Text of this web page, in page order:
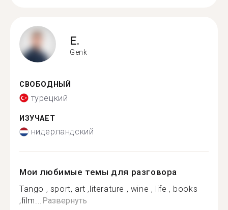
E.
Genk
СВОБОДНЫЙ
турецкий
ИЗУЧАЕТ
нидерландский
Мои любимые темы для разговора
Tango , sport, art ,literature , wine , life , books
,film...Развернуть